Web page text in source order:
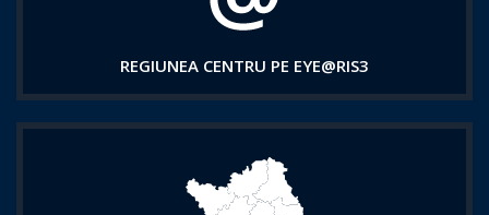
REGIUNEA CENTRU PE EYE@RIS3